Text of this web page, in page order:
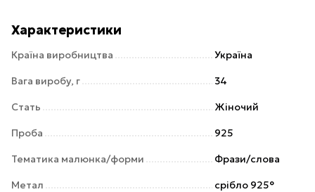
Характеристики
Країна виробництва Україна
Вага виробу, г 34
Стать Жіночий
Проба 925
Тематика малюнка/форми Фрази/слова
Метал срібло 925°